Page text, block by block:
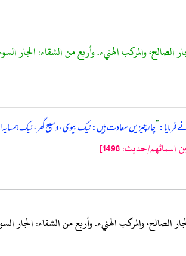
الصالح، والمركب الهنيء. وأربع من الشقاء: الجار
فرمایا:”چار چیزیں سعادت ہیں: نیک بیوی، وسیع گھر، نیک ہمسایہ
حدیث: 1498]
الصالح، والمركب الهنيء. وأربع من الشقاء: الجار